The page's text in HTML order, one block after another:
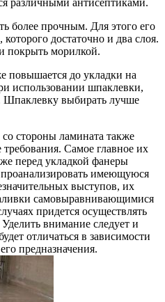
различными антисептиками.
более прочным. Для этого его
достаточно и два слоя.
покрыть морилкой.
повышается до укладки на
использовании шпаклевки,
выбирать лучше
стороны ламината также
Самое главное их
перед укладкой фанеры
имеющуюся
выступов, их
самовыравнивающимися
придется осуществлять
Уделить внимание следует и
отличаться в зависимости
предназначения.